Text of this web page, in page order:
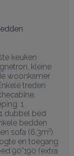
keuken
kleine
woonkamer
treden
1
dubbel bed
bedden
sofa (6,3m²).
en toegang
90*190 (extra